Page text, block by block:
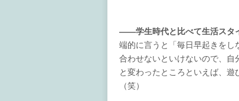
――学生時代と比べて生活スタ
端的に言うと「毎日早起きをし
合わせないといけないので、自
と変わったところといえば、
（笑）